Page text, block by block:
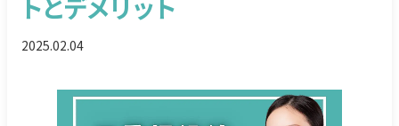
トとデメリット
2025.02.04